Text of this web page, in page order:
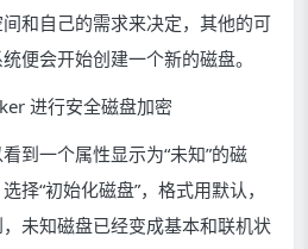
和自己的需求来决定，其他的可
便会开始创建一个新的磁盘。
到一个属性显示为“未知”的磁
择“初始化磁盘”，格式用默认，
未知磁盘已经变成基本和联机状